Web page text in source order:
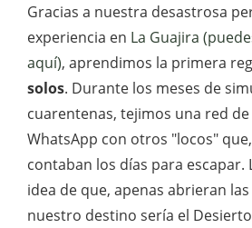
Gracias a nuestra desastrosa
experiencia en La Guajira
aquí), aprendimos la primera
solos. Durante los meses de
cuarentenas, tejimos una red
WhatsApp con otros "locos"
contaban los días para escapar.
idea de que, apenas abrieran
nuestro destino sería el Desierto